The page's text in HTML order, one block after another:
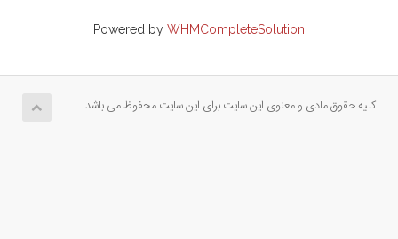
Powered by WHMCompleteSolution
کلیه حقوق مادی و معنوی این سایت برای این سایت محفوظ می باشد .